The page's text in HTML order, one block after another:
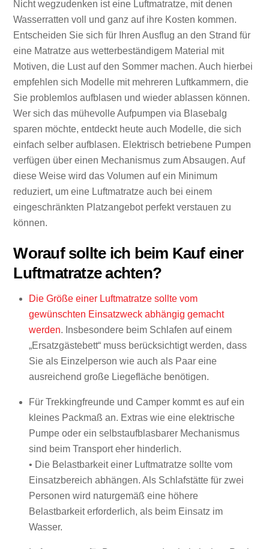
Nicht wegzudenken ist eine Luftmatratze, mit denen
Wasserratten voll und ganz auf ihre Kosten kommen.
Entscheiden Sie sich für Ihren Ausflug an den Strand für
eine Matratze aus wetterbeständigem Material mit
Motiven, die Lust auf den Sommer machen. Auch hierbei
empfehlen sich Modelle mit mehreren Luftkammern, die
Sie problemlos aufblasen und wieder ablassen können.
Wer sich das mühevolle Aufpumpen via Blasebalg
sparen möchte, entdeckt heute auch Modelle, die sich
einfach selber aufblasen. Elektrisch betriebene Pumpen
verfügen über einen Mechanismus zum Absaugen. Auf
diese Weise wird das Volumen auf ein Minimum
reduziert, um eine Luftmatratze auch bei einem
eingeschränkten Platzangebot perfekt verstauen zu
können.
Worauf sollte ich beim Kauf einer
Luftmatratze achten?
Die Größe einer Luftmatratze sollte vom
gewünschten Einsatzweck abhängig gemacht
werden. Insbesondere beim Schlafen auf einem
„Ersatzgästebett“ muss berücksichtigt werden, dass
Sie als Einzelperson wie auch als Paar eine
ausreichend große Liegefläche benötigen.
Für Trekkingfreunde und Camper kommt es auf ein
kleines Packmaß an. Extras wie eine elektrische
Pumpe oder ein selbstaufblasbarer Mechanismus
sind beim Transport eher hinderlich.
• Die Belastbarkeit einer Luftmatratze sollte vom
Einsatzbereich abhängen. Als Schlafstätte für zwei
Personen wird naturgemäß eine höhere
Belastbarkeit erforderlich, als beim Einsatz im
Wasser.